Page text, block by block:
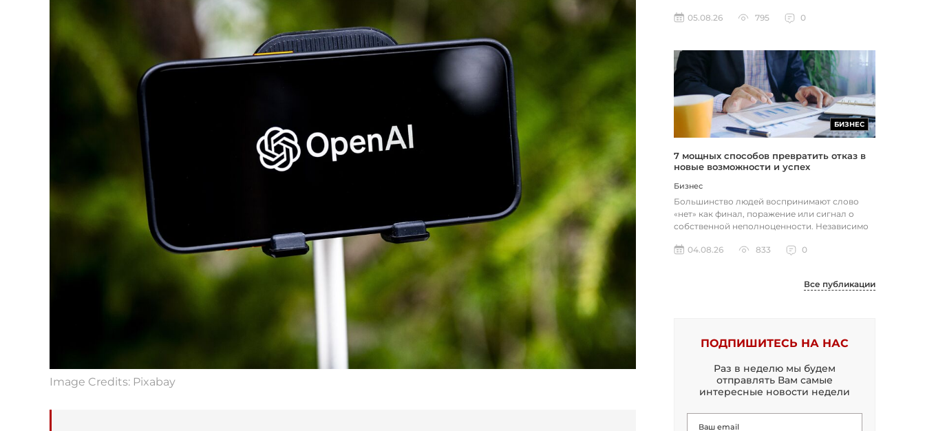
Image Credits: Pixabay
05.08.26
795 0
БИЗНЕС
7 мощных способов превратить отказ в
новые возможности и успех
Бизнес
Большинство людей воспринимают слово
«нет» как финал, поражение или сигнал о
собственной неполноценности. Независимо
04.08.26
833 0
Все публикации
ПОДПИШИТЕСЬ НА НАС
Раз в неделю мы будем
отправлять Вам самые
интересные новости недели